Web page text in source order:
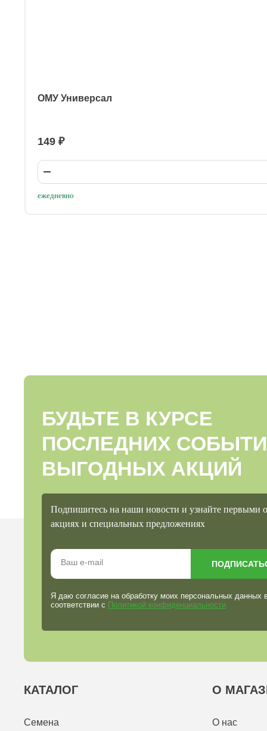
ОМУ Универсал
149 ₽
ежедневно
БУДЬТЕ В КУРСЕ
ПОСЛЕДНИХ
ВЫГОДНЫХ АКЦИЙ
Подпишитесь на наши новости и узнайте первыми
акциях и специальных предложениях
Я даю согласие на обработку моих персональных данных
соответствии с Политикой конфиденциальности
КАТАЛОГ
Семена
О
О нас